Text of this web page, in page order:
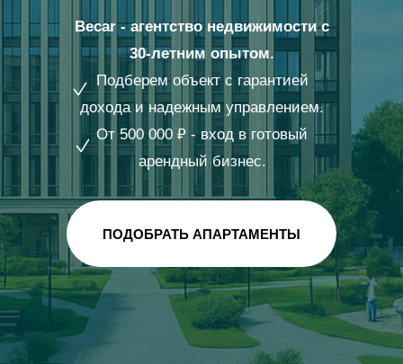
Becar - агентство недвижимости с
30-летним опытом.
Подберем объект с гарантией
дохода и надежным управлением.
От 500 000 ₽ - вход в готовый
арендный бизнес.
ПОДОБРАТЬ АПАРТАМЕНТЫ